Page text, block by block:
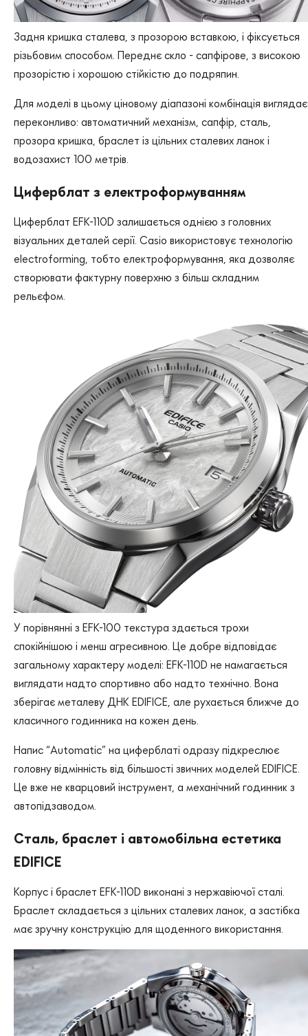
Задня кришка сталева, з прозорою вставкою, і фіксується
різьбовим способом. Переднє скло - сапфірове, з високою
прозорістю і хорошою стійкістю до подряпин.
Для моделі в цьому ціновому діапазоні комбінація виглядає
переконливо: автоматичний механізм, сапфір, сталь,
прозора кришка, браслет із цільних сталевих ланок і
водозахист 100 метрів.
Циферблат з електроформуванням
Циферблат EFK-110D залишається однією з головних
візуальних деталей серії. Casio використовує технологію
electroforming, тобто електроформування, яка дозволяє
створювати фактурну поверхню з більш складним
рельєфом.
У порівнянні з EFK-100 текстура здається трохи
спокійнішою і менш агресивною. Це добре відповідає
загальному характеру моделі: EFK-110D не намагається
виглядати надто спортивно або надто технічно. Вона
зберігає металеву ДНК EDIFICE, але рухається ближче до
класичного годинника на кожен день.
Напис “Automatic” на циферблаті одразу підкреслює
головну відмінність від більшості звичних моделей EDIFICE.
Це вже не кварцовий інструмент, а механічний годинник з
автопідзаводом.
Сталь, браслет і автомобільна естетика
EDIFICE
Корпус і браслет EFK-110D виконані з нержавіючої сталі.
Браслет складається з цільних сталевих ланок, а застібка
має зручну конструкцію для щоденного використання.